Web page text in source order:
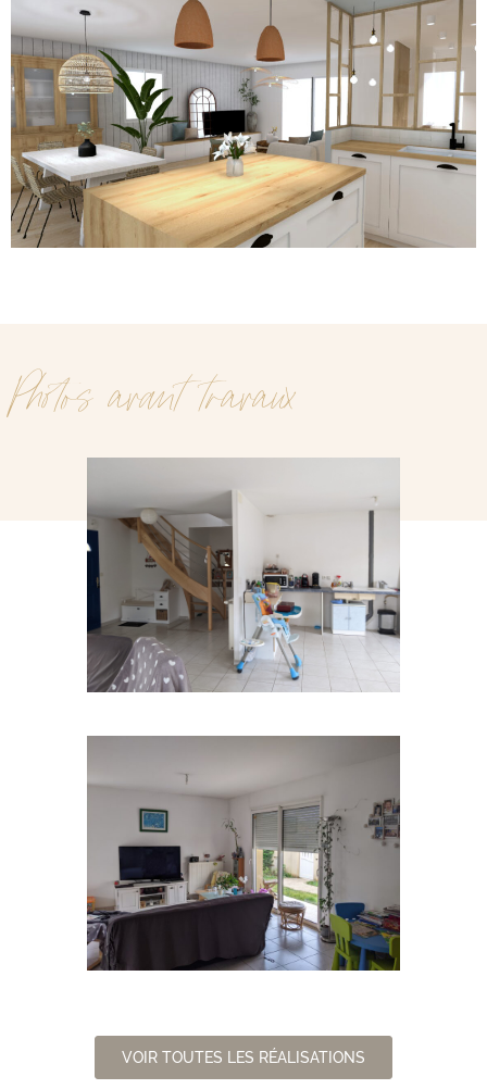
Photos avant travaux
VOIR TOUTES LES RÉALISATIONS